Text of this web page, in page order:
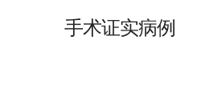
手术证实病例